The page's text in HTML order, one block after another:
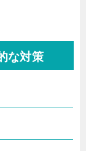
な対策